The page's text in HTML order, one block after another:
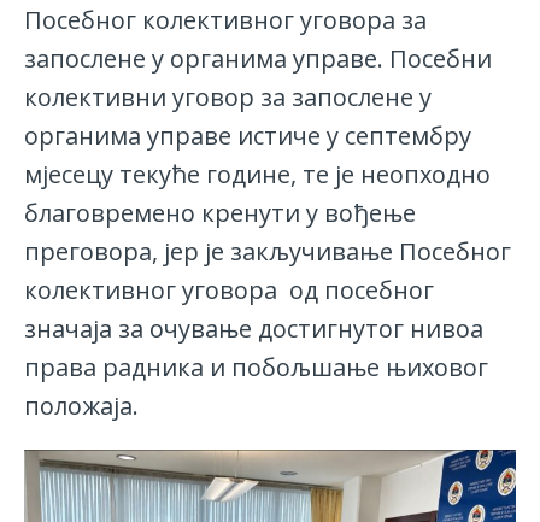
Посебног колективног уговора за
запослене у органима управе. Посебни
колективни уговор за запослене у
органима управе истиче у септембру
мјесецу текуће године, те је неопходно
благовремено кренути у вођење
преговора, јер је закључивање Посебног
колективног уговора од посебног
значаја за очување достигнутог нивоа
права радника и побољшање њиховог
положаја.